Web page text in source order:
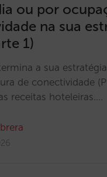
ou por
na sua
1)
a sua
de conectividade
receitas hoteleiras.…